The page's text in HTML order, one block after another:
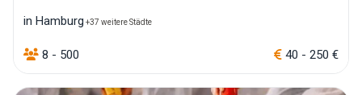
in Hamburg +37 weitere Städte
8 - 500 40 - 250 €